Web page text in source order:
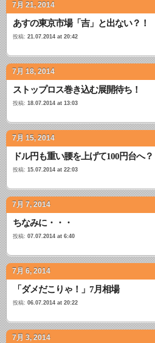
7月 21, 2014
あすの東京市場「吉」と出ない？！
投稿: 21.07.2014 at 20:42
7月 18, 2014
ストップロス巻き込む展開待ち！
投稿: 18.07.2014 at 13:03
7月 15, 2014
ドル円も重い腰を上げて100円台へ？
投稿: 15.07.2014 at 22:03
7月 7, 2014
ちなみに・・・
投稿: 07.07.2014 at 6:40
7月 6, 2014
「ダメだこりゃ！」7月相場
投稿: 06.07.2014 at 20:22
7月 3, 2014